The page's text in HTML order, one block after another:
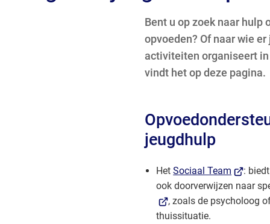
Bent u op zoek naar hulp
opvoeden? Of naar wie
activiteiten organiseert
vindt het op deze pagina.
jeugdhulp
HetSociaal Team (Verwijst
naar
een
:
ook doorverwijzen naar
, zoals de psycholoog
thuissituatie.